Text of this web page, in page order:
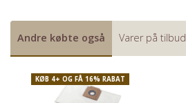
Andre købte også Varer på tilbud
KØB 4+ OG FÅ 16% RABAT